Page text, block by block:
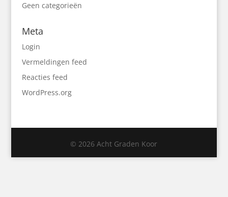
Geen categorieën
Meta
Login
Vermeldingen feed
Reacties feed
WordPress.org
© 2026 Acht Graden Koor